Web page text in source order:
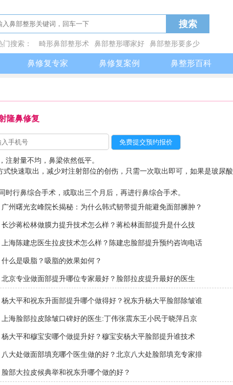
搜索
门搜索： 畸形鼻部整形术 鼻部整形哪家好
鼻部整形要多少
鼻部有哪些整形
鼻部整形怎么样 非手术鼻部整形
鼻修复专家 鼻修复案例 鼻整形百科
隆鼻修复
注射量不均，鼻梁依然低平。
式快速取出，减少对注射部位的创伤，只需一次取出即可，如果是玻尿酸
行鼻综合手术，或取出三个月后，再进行鼻综合手术。
广州曙光玄峰院长揭秘：为什么韩式韧带提升能避免面部臃肿？
长沙蒋松林做膜力提升技术怎么样？蒋松林面部提升是什么技
术？
上海陈建忠医生拉皮技术怎么样？陈建忠脸部提升预约咨询电话
什么是吸脂？吸脂的效果如何？
北京专业做面部提升哪位专家最好？脸部拉皮提升最好的医生
杨大平和祝东升面部提升哪个做得好？祝东升杨大平脸部除皱谁
好？
上海脸部拉皮除皱口碑好的医生:丁伟张震东王小民于晓萍吕京
陵
杨大平和穆宝安哪个做提升好？穆宝安杨大平脸部提升谁技术
好？
八大处做面部填充哪个医生做的好？北京八大处脸部填充专家排
名
脸部大拉皮候典举和祝东升哪个做的好？